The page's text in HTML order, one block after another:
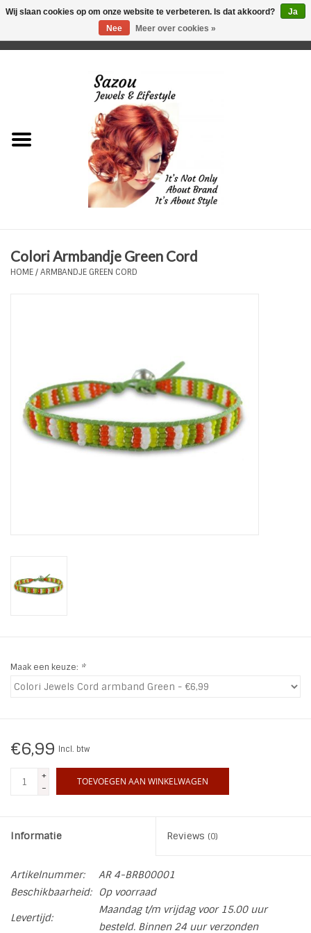
Just for Him
Plus Size Sieraden
Haaraccesoires
Zonnebrillen
Ohlala Jewels
SALE
Colori Armbandje Green Cord
HOME/ARMBANDJE GREEN CORD
Maak een keuze: *
€6,99 Incl. btw
+
-
TOEVOEGEN AAN WINKELWAGEN
Informatie Reviews (0)
Artikelnummer:
AR 4-BRB00001
Beschikbaarheid:
Op voorraad
Levertijd:
Maandag t/m vrijdag voor 15.00 uur
besteld. Binnen 24 uur verzonden
Wij slaan cookies op om onze website te verbeteren. Is dat akkoord?
Ja
Nee
Meer over cookies »